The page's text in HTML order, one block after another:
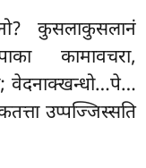
कुसलाकुसलानं
कामावचरा,
वेदनाक्खन्धो…पे…
उप्पज्जिस्सति